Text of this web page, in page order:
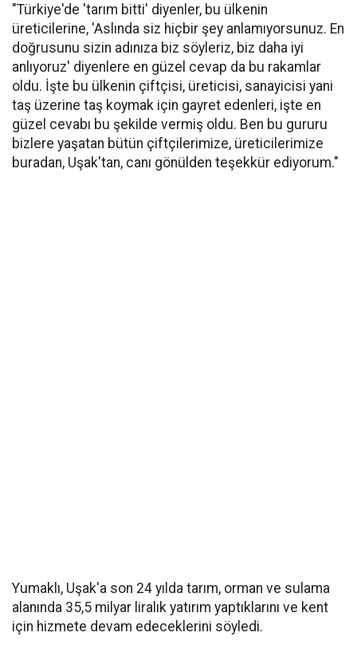
"Türkiye'de 'tarım bitti' diyenler, bu ülkenin
üreticilerine, 'Aslında siz hiçbir şey anlamıyorsunuz. En
doğrusunu sizin adınıza biz söyleriz, biz daha iyi
anlıyoruz' diyenlere en güzel cevap da bu rakamlar
oldu. İşte bu ülkenin çiftçisi, üreticisi, sanayicisi yani
taş üzerine taş koymak için gayret edenleri, işte en
güzel cevabı bu şekilde vermiş oldu. Ben bu gururu
bizlere yaşatan bütün çiftçilerimize, üreticilerimize
buradan, Uşak'tan, canı gönülden teşekkür ediyorum."
Yumaklı, Uşak'a son 24 yılda tarım, orman ve sulama
alanında 35,5 milyar liralık yatırım yaptıklarını ve kent
için hizmete devam edeceklerini söyledi.